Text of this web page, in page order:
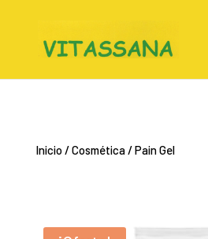
Inicio/Cosmética/ Pain Gel